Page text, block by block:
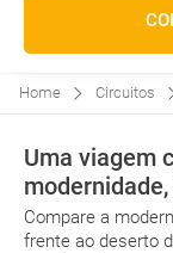
Home Circuitos
Uma viagem
Compare a
frente ao deserto